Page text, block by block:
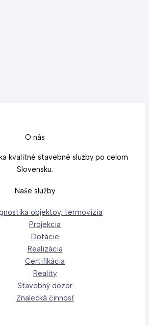
O nás
kvalitné stavebné služby po celom
Slovensku.
Naše služby
objektov, termovízia
Projekcia
Dotácie
Realizácia
Certifikácia
Reality
Stavebný dozor
Znalecká činnosť